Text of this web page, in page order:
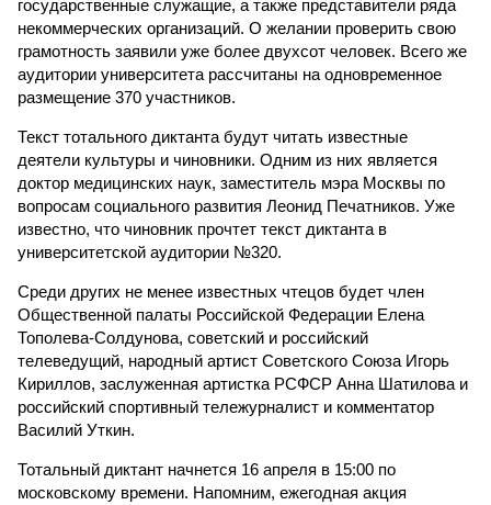
государственные служащие, а также представители ряда
некоммерческих организаций. О желании проверить свою
грамотность заявили уже более двухсот человек. Всего же
аудитории университета рассчитаны на одновременное
размещение 370 участников.
Текст тотального диктанта будут читать известные
деятели культуры и чиновники. Одним из них является
доктор медицинских наук, заместитель мэра Москвы по
вопросам социального развития Леонид Печатников. Уже
известно, что чиновник прочтет текст диктанта в
университетской аудитории №320.
Среди других не менее известных чтецов будет член
Общественной палаты Российской Федерации Елена
Тополева-Солдунова, советский и российский
телеведущий, народный артист Советского Союза Игорь
Кириллов, заслуженная артистка РСФСР Анна Шатилова и
российский спортивный тележурналист и комментатор
Василий Уткин.
Тотальный диктант начнется 16 апреля в 15:00 по
московскому времени. Напомним, ежегодная акция